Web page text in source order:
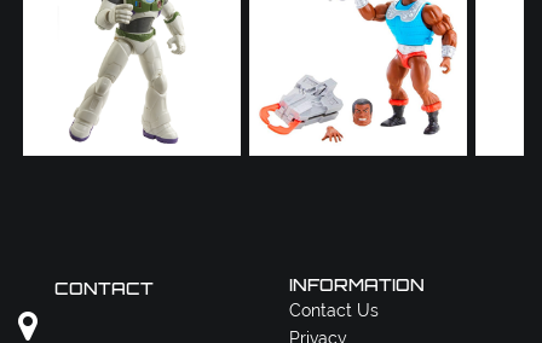
CONTACT INFORMATION
Contact Us
Privacy